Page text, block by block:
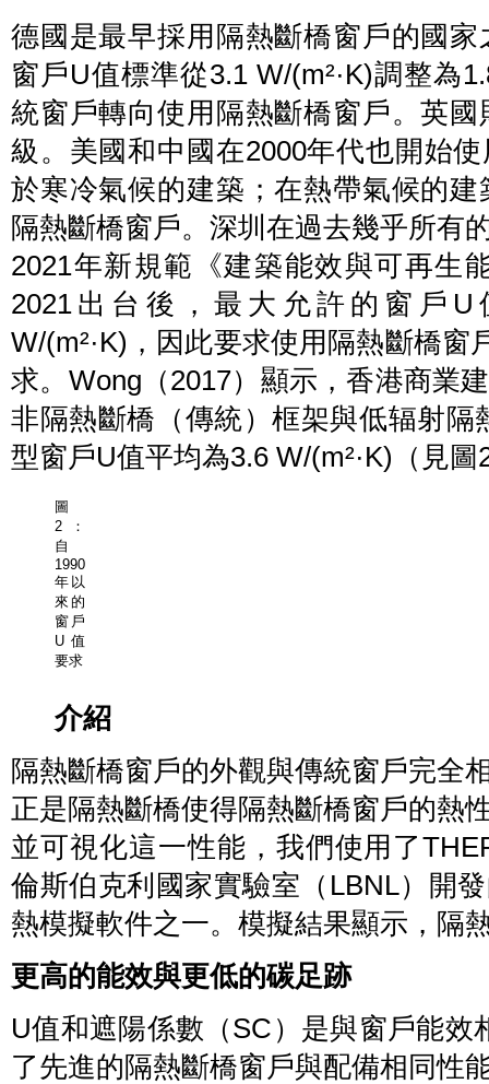
德國是最早採用隔熱斷橋窗戶的國
窗戶U值標準從3.1 W/(m²·K)調整為
統窗戶轉向使用隔熱斷橋窗戶。英
級。美國和中國在2000年代也開始
於寒冷氣候的建築；在熱帶氣候的
隔熱斷橋窗戶。深圳在過去幾乎所有
2021年新規範《建築能效與可再生
2021出台後，最大允許的窗戶U
W/(m²·K)，因此要求使用隔熱斷橋
求。Wong（2017）顯示，香港商業
非隔熱斷橋（傳統）框架與低辐射
型窗戶U值平均為3.6 W/(m²·K)（見圖
圖
2：
自
1990
年以
來的
窗戶
U值
要求
介紹
隔熱斷橋窗戶的外觀與傳統窗戶完全
正是隔熱斷橋使得隔熱斷橋窗戶的熱
並可視化這一性能，我們使用了
倫斯伯克利國家實驗室（LBNL）開
熱模擬軟件之一。模擬結果顯示，隔
更高的能效與更低的碳足跡
U值和遮陽係數（SC）是與窗戶能效
了先進的隔熱斷橋窗戶與配備相同性